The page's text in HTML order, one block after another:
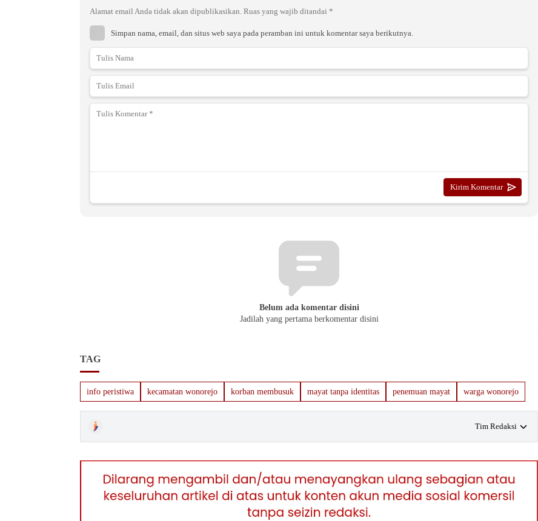
Alamat email Anda tidak akan dipublikasikan. Ruas yang wajib ditandai *
Simpan nama, email, dan situs web saya pada peramban ini untuk komentar saya berikutnya.
Belum ada komentar disini
Jadilah yang pertama berkomentar disini
TAG
info peristiwa kecamatan wonorejo korban membusuk mayat tanpa identitas penemuan mayat warga wonorejo
Tim Redaksi